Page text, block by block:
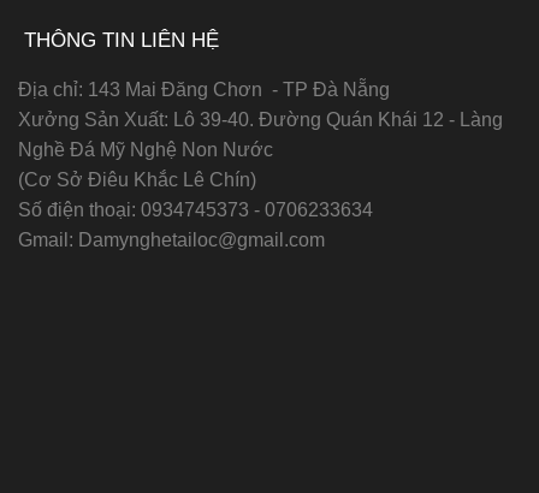
THÔNG TIN LIÊN HỆ
Địa chỉ: 143 Mai Đăng Chơn - TP Đà Nẵng
Xưởng Sản Xuất: Lô 39-40. Đường Quán Khái 12 - Làng
Nghề Đá Mỹ Nghệ Non Nước
(Cơ Sở Điêu Khắc Lê Chín)
Số điện thoại: 0934745373 - 0706233634
Gmail: Damynghetailoc@gmail.com